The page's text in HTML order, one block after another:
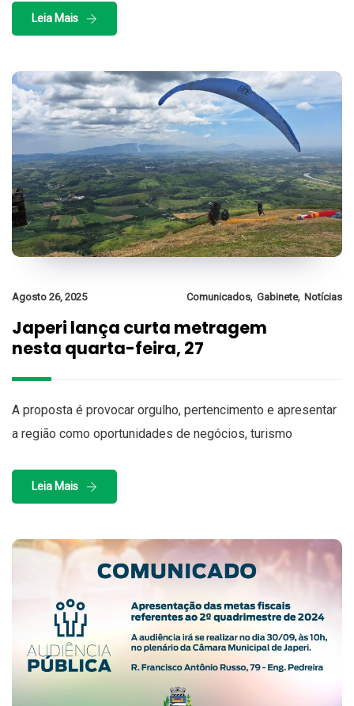
Leia Mais
Agosto 26, 2025 Comunicados, Gabinete, Notícias
Japeri lança curta metragem
nesta quarta-feira, 27
A proposta é provocar orgulho, pertencimento e apresentar
a região como oportunidades de negócios, turismo
Leia Mais